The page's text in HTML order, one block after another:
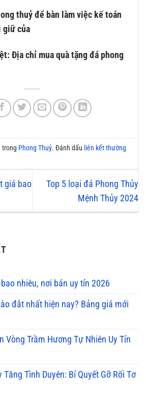
thuỷ để bàn làm việc kế toán
giữ của
Địa chỉ mua quà tặng đá phong
trong Phong Thuỷ. Đánh dấu liên kết thường
giá bao
Top 5 loại đá Phong Thủy
Mệnh Thủy 2024
nhiêu, nơi bán uy tín 2026
đắt nhất hiện nay? Bảng giá mới
Vòng Trầm Hương Tự Nhiên Uy Tín
Tình Duyên: Bí Quyết Gỡ Rối Tơ